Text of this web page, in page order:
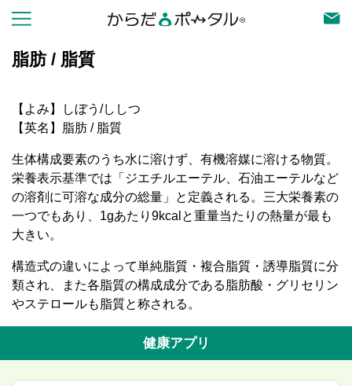
脂肪 / 脂質
【よみ】しぼう/ししつ
【英名】脂肪 / 脂質
生体構成要素のうち水に溶けず、有機溶媒に溶ける物質。
栄養表示基準では「ジエチルエーテル、石油エーテルなど
の溶剤に可溶な成分の総量」と定義される。三大栄養素の
一つでもあり、1gあたり9kcalと重量当たりの熱量が最も
大きい。
構造式の違いによって単純脂質・複合脂質・誘導脂質に分
類され、また各脂質の構成成分である脂肪酸・グリセリン
やステロールも脂質と称される。
健康アプリ